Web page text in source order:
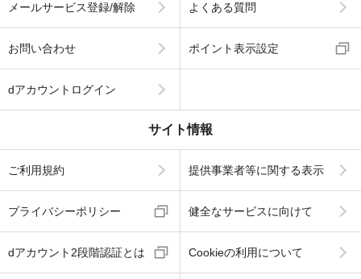
メールサービス登録/解除 よくある質問
お問い合わせ ポイント表示設定
dアカウントログイン
サイト情報
ご利用規約 提供事業者等に関する表示
プライバシーポリシー 健全なサービスに向けて
dアカウント2段階認証とは Cookieの利用について